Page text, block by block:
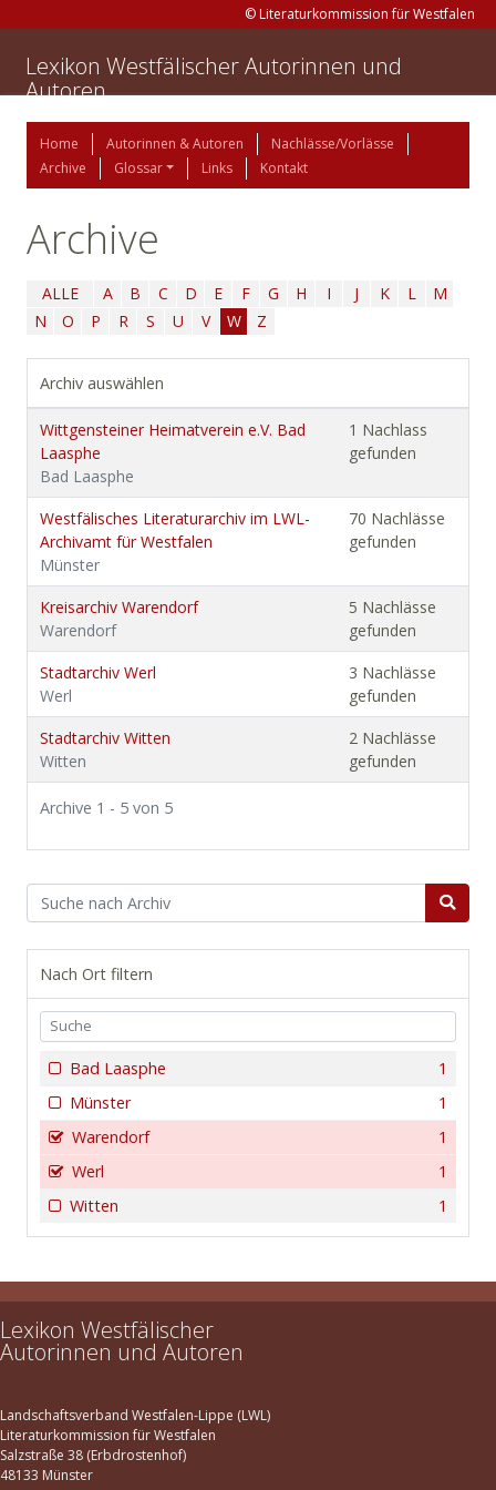
© Literaturkommission für Westfalen
Lexikon Westfälischer Autorinnen und
Autoren
Home Autorinnen & Autoren
Nachlässe/Vorlässe
Archive
Glossar Links Kontakt
Archive
ALLE A B C D E F G H I J K L
M
N
O P R S U V W Z
Archiv auswählen
Wittgensteiner Heimatverein e.V. Bad
Laasphe
Bad Laasphe
1 Nachlass
gefunden
Westfälisches Literaturarchiv im LWL-
Archivamt für Westfalen
Münster
70 Nachlässe
gefunden
Kreisarchiv Warendorf
Warendorf
5 Nachlässe
gefunden
Stadtarchiv Werl
Werl
3 Nachlässe
gefunden
Stadtarchiv Witten
Witten
2 Nachlässe
gefunden
Archive 1 - 5 von 5
Nach Ort filtern
1
Bad Laasphe
1
Münster
1
Warendorf
1
Werl
1
Witten
Lexikon Westfälischer
Autorinnen und Autoren
Landschaftsverband Westfalen-Lippe (LWL)
Literaturkommission für Westfalen
Salzstraße 38 (Erbdrostenhof)
48133 Münster